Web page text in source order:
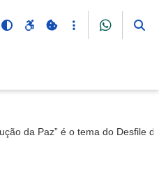
da Paz” é o tema do Desfile